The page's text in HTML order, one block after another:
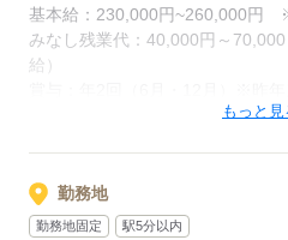
書類選考（履歴書・職務経歴書）
↓
一次面接（WEB：人事部）
最終面接（対面：事業部長）
【入社後の流れ】
基本給：230,000円~260,000円
みなし残業代：40,000円～
給）
昇給：年2回（4月・10月）
※交通費支給（上限3万円/月）
もっと見
勤務地
勤務地固定 駅5分以内